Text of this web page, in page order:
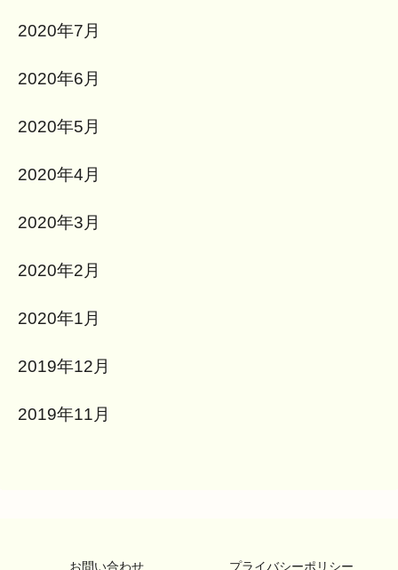
2020年7月
2020年6月
2020年5月
2020年4月
2020年3月
2020年2月
2020年1月
2019年12月
2019年11月
お問い合わせ プライバシーポリシー